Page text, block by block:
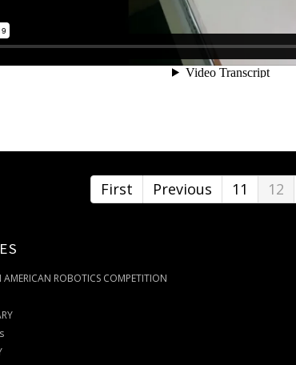
First Previous 11 12
AMERICAN ROBOTICS COMPETITION